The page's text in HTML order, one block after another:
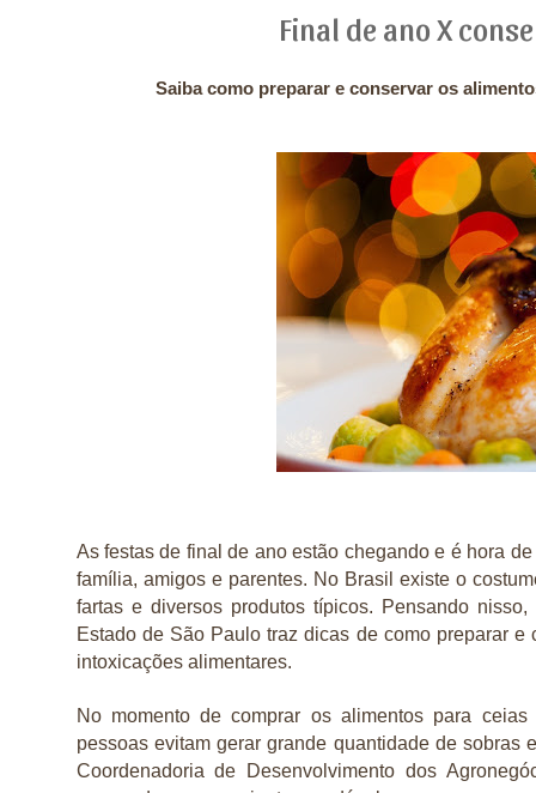
Final de ano X
Saiba como preparar e conservar os
As festas de final de ano estão chegando e é hora
família, amigos e parentes. No Brasil existe o
fartas e diversos produtos típicos. Pensando
Estado de São Paulo traz dicas de como preparar
intoxicações alimentares.
No momento de comprar os alimentos para
pessoas evitam gerar grande quantidade de
Coordenadoria de Desenvolvimento dos